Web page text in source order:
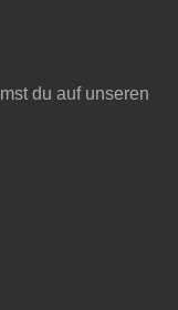
du auf unseren